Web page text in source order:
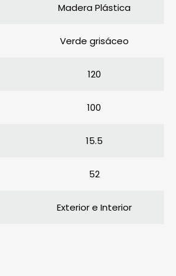
Madera Plástica
Verde grisáceo
120
100
15.5
52
Exterior e Interior